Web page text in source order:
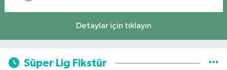
Detaylar için tıklayın
Süper Lig Fikstür